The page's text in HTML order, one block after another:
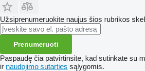
Užsiprenumeruokite naujus šios rubrikos
Prenumeruoti
Paspaudę čia patvirtinsite, kad sutinkate su
ir naudojimo sutarties sąlygomis.